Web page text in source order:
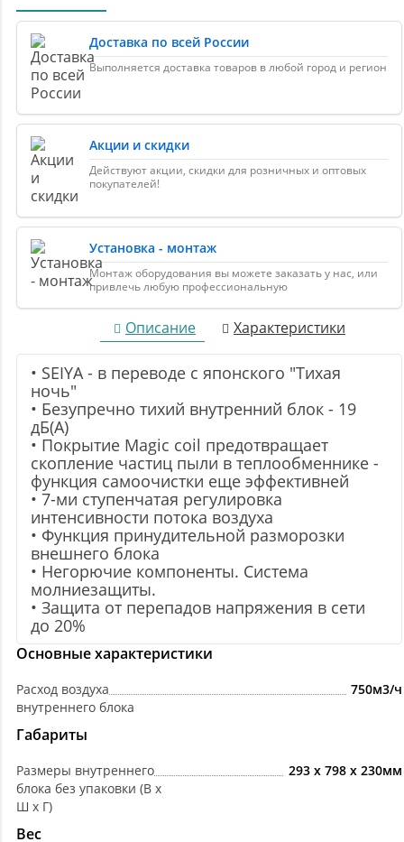
Доставка по всей России
Выполняется доставка товаров в любой город и регион
Акции и скидки
Действуют акции, скидки для розничных и оптовых
покупателей!
Установка - монтаж
Монтаж оборудования вы можете заказать у нас, или
привлечь любую профессиональную
Описание Характеристики
• SEIYA - в переводе с японского "Тихая
ночь"
• Безупречно тихий внутренний блок - 19
дБ(А)
• Покрытие Magic coil предотвращает
скопление частиц пыли в теплообменнике -
функция самоочистки еще эффективней
• 7-ми ступенчатая регулировка
интенсивности потока воздуха
• Функция принудительной разморозки
внешнего блока
• Негорючие компоненты. Система
молниезащиты.
• Защита от перепадов напряжения в сети
до 20%
Основные характеристики
Расход воздуха
внутреннего блока
750м3/ч
Габариты
Размеры внутреннего
блока без упаковки (В х
Ш х Г)
293 x 798 x 230мм
Вес